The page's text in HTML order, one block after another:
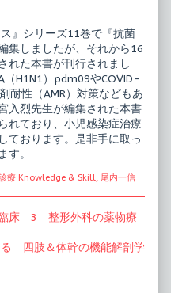
』シリーズ11巻で『抗菌
集しましたが、それから16
れた本書が刊行されまし
H1N1）pdm09やCOVID-
耐性（AMR）対策などもあ
入烈先生が編集された本書
れており、小児感染症治療
ております。是非手に取っ
す。
療 Knowledge & Skill, 尾内一信
臨床 3 整形外科の薬物療
四肢＆体幹の機能解剖学